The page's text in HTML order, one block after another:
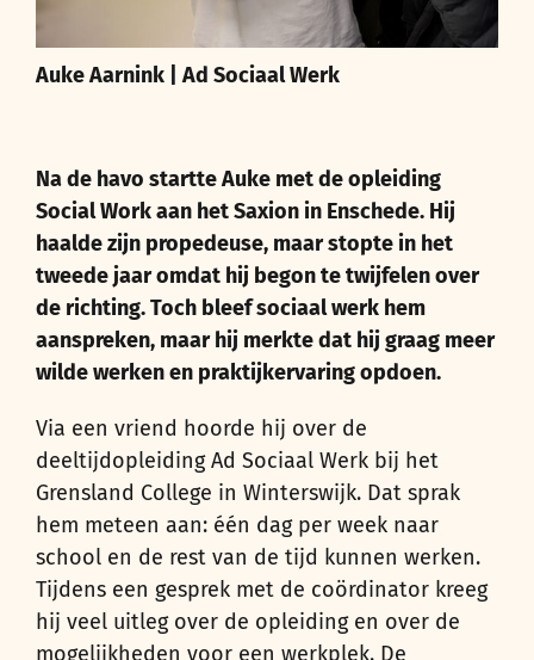
Auke Aarnink | Ad Sociaal Werk
Na de havo startte Auke met de opleiding
Social Work aan het Saxion in Enschede. Hij
haalde zijn propedeuse, maar stopte in het
tweede jaar omdat hij begon te twijfelen over
de richting. Toch bleef sociaal werk hem
aanspreken, maar hij merkte dat hij graag meer
wilde werken en praktijkervaring opdoen.
Via een vriend hoorde hij over de
deeltijdopleiding Ad Sociaal Werk bij het
Grensland College in Winterswijk. Dat sprak
hem meteen aan: één dag per week naar
school en de rest van de tijd kunnen werken.
Tijdens een gesprek met de coördinator kreeg
hij veel uitleg over de opleiding en over de
mogelijkheden voor een werkplek. De